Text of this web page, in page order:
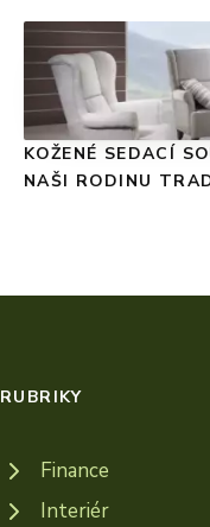
KOŽENÉ SEDACÍ
NAŠI RODINU
RUBRIKY
Finance
Interiér